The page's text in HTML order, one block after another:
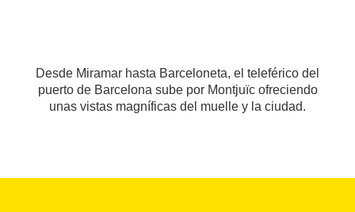
Desde Miramar hasta Barceloneta, el teleférico del
puerto de Barcelona sube por Montjuïc ofreciendo
unas vistas magníficas del muelle y la ciudad.